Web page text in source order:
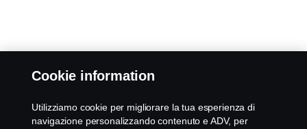
Cookie information
Utilizziamo cookie per migliorare la tua esperienza di
navigazione personalizzando contenuto e ADV, per